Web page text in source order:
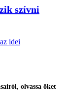
szívni
idei
olvassa őket